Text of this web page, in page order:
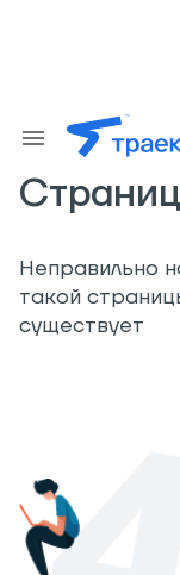
Неправильно
такой
существует